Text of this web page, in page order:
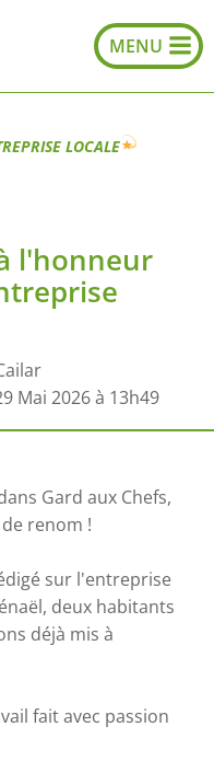
LOCALE
l'honneur
Mai 2026 à 13h49
Gard aux Chefs,
renom !
sur l'entreprise
deux habitants
déjà mis à
fait avec passion